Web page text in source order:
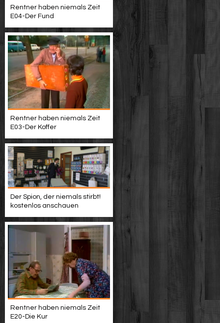
Rentner haben niemals Zeit
E04-Der Fund
Rentner haben niemals Zeit
E03-Der Koffer
Der Spion, der niemals stirbt!
kostenlos anschauen
Rentner haben niemals Zeit
E20-Die Kur